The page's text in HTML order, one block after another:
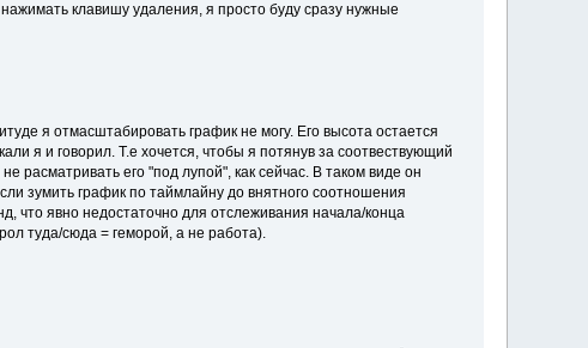
клавишу удаления, я просто буду сразу нужные
я отмасштабировать график не могу. Его высота остается
я и говорил. Т.е хочется, чтобы я потянув за соотвествующий
расматривать его "под лупой", как сейчас. В таком виде он
зумить график по таймлайну до внятного соотношения
что явно недостаточно для отслеживания начала/конца
туда/сюда = геморой, а не работа).